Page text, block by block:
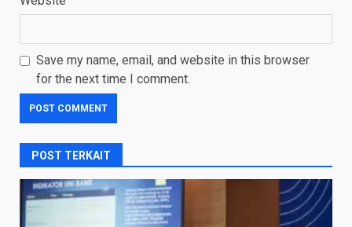
Save my name, email, and website in this browser
for the next time I comment.
POST TERKAIT